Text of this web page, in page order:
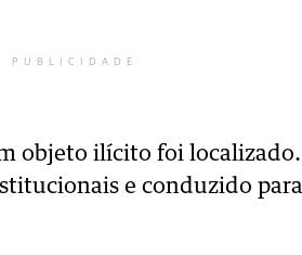
PUBLICIDADE
objeto ilícito foi
e conduzido